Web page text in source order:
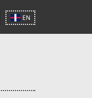
EN